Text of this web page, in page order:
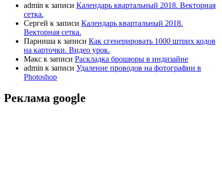
admin к записи Календарь квартальный 2018. Векторная
сетка.
Сергей к записи Календарь квартальный 2018.
Векторная сетка.
Парниша к записи Как сгенерировать 1000 штрих кодов
на карточки. Видео урок.
Макс к записи Раскладка брошюры в индизайне
admin к записи Удаление проводов на фотографии в
Photoshop
Реклама google